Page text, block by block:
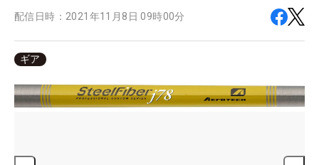
配信日時： 2021年11月8日 09時00分
ギア